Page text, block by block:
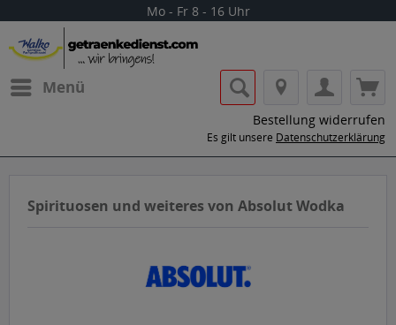
Mo - Fr 8 - 16 Uhr
Menü
Bestellung widerrufen
Es gilt unsere Datenschutzerklärung
Spirituosen und weiteres von Absolut Wodka